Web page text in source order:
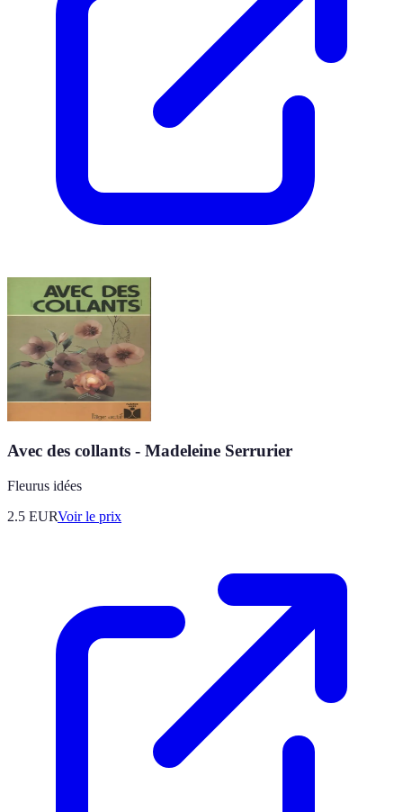
Avec des collants - Madeleine Serrurier
Fleurus idées
2.5 EURVoir le prix